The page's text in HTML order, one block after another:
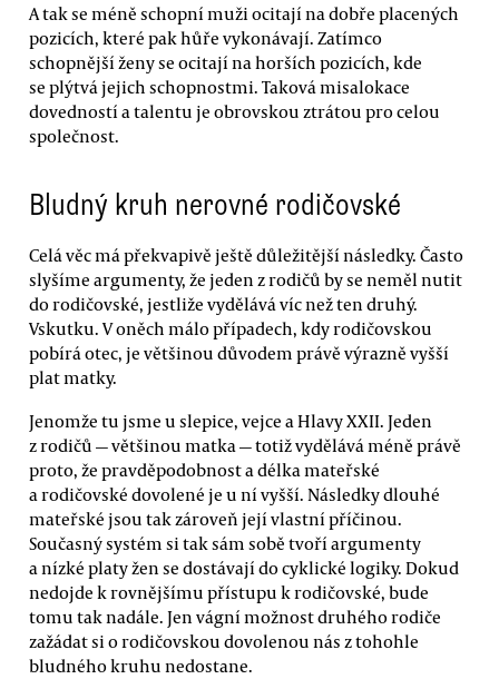
A tak se méně schopní muži ocitají na dobře placených
pozicích, které pak hůře vykonávají. Zatímco
schopnější ženy se ocitají na horších pozicích, kde
se plýtvá jejich schopnostmi. Taková misalokace
dovedností a talentu je obrovskou ztrátou pro celou
společnost.
Bludný kruh nerovné rodičovské
Celá věc má překvapivě ještě důležitější následky. Často
slyšíme argumenty, že jeden z rodičů by se neměl nutit
do rodičovské, jestliže vydělává víc než ten druhý.
Vskutku. V oněch málo případech, kdy rodičovskou
pobírá otec, je většinou důvodem právě výrazně vyšší
plat matky.
Jenomže tu jsme u slepice, vejce a Hlavy XXII. Jeden
z rodičů — většinou matka — totiž vydělává méně právě
proto, že pravděpodobnost a délka mateřské
a rodičovské dovolené je u ní vyšší. Následky dlouhé
mateřské jsou tak zároveň její vlastní příčinou.
Současný systém si tak sám sobě tvoří argumenty
a nízké platy žen se dostávají do cyklické logiky. Dokud
nedojde k rovnějšímu přístupu k rodičovské, bude
tomu tak nadále. Jen vágní možnost druhého rodiče
zažádat si o rodičovskou dovolenou nás z tohohle
bludného kruhu nedostane.